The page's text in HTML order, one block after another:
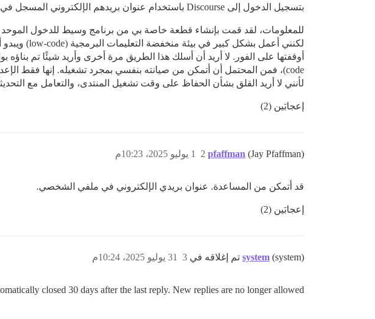
بتسجيل الدخول إلى Discourse باستخدام عنوان بريدهم الإلكتروني المسجل في Ghost؟
أوقفتها على الفور. لا أريد أن أسلك هذا الطريق مرة أخرى وأريد شيئًا تم بناؤه بواسطة محترف
لأنني لا أريد القلق بشأن الحفاظ على وقت تشغيل المنتدى، والتعامل مع
إعجابَين (2)
pfaffman (Jay Pfaffman) 1 يوليو 2025، 10:23م 2
قد أتمكن من المساعدة. عنوان بريدي الإلكتروني في ملفي الشخصي.
إعجابَين (2)
system (system) تم إغلاقه في 31 يوليو 2025، 10:24م 3
closed 30 days after the last reply. New replies are no longer allowed.